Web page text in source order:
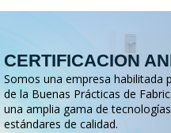
CERTIFICACION
Somos una empresa habilitada
de la Buenas Prácticas de
una amplia gama de
estándares de calidad.